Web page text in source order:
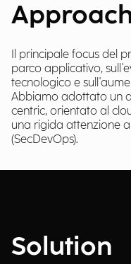
Il principale focus del
parco applicativo,
tecnologico e
Abbiamo adottato un
centric, orientato al
una rigida attenzione
(SecDevOps).
Solution